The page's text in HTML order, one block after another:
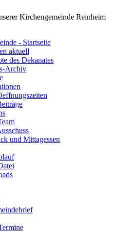
Kirchengemeinde Reinheim
- Startseite
aktuell
des Dekanates
Archiv
und Mittagessen